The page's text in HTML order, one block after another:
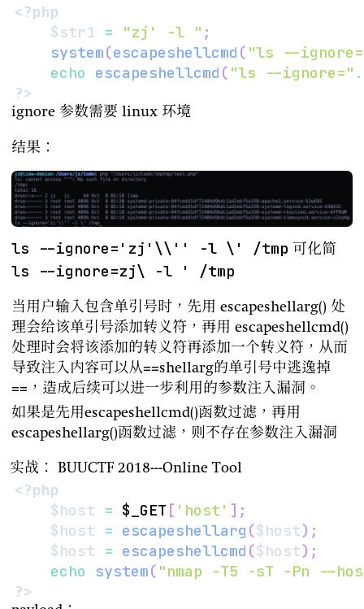
<?php
$str1 = "zj' -l " ;
system(escapeshellcmd ( "ls --
echo escapeshellcmd ( "ls --ignore=" .
?>
ignore 参数需要 linux 环境
结果：
ls --ignore='zj'\\'' -l \' /tmp 可化简
ls --ignore=zj\ -l ' /tmp
当用户输入包含单引号时，先用 escapeshellarg() 处
理会给该单引号添加转义符，再用 escapeshellcmd()
处理时会将该添加的转义符再添加一个转义符，从而
导致注入内容可以从==shellarg的单引号中逃逸掉
==，造成后续可以进一步利用的参数注入漏洞。
如果是先用escapeshellcmd()函数过滤，再用
escapeshellarg()函数过滤，则不存在参数注入漏洞
实战： BUUCTF 2018---Online Tool
<?php
$host = $_GET [ 'host' ] ;
$host = escapeshellarg ($host) ;
$host = escapeshellcmd ($host) ;
echo
system( "nmap -T5 -sT -Pn --
?>